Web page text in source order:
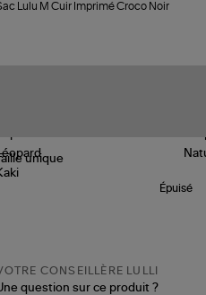
Lulu M Cuir Imprimé Croco Noir
unique
Épuisé
CONSEILLÈRE LULLI
question sur ce produit ?